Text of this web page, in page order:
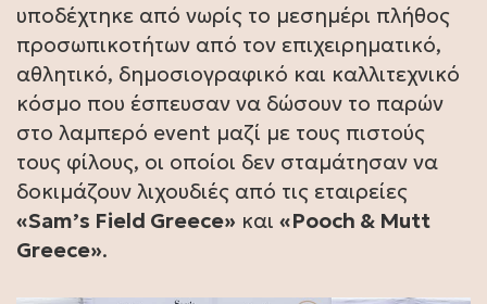
υποδέχτηκε από νωρίς το μεσημέρι πλήθος
προσωπικοτήτων από τον επιχειρηματικό,
αθλητικό, δημοσιογραφικό και καλλιτεχνικό
κόσμο που έσπευσαν να δώσουν το παρών
στο λαμπερό event μαζί με τους πιστούς
τους φίλους, οι οποίοι δεν σταμάτησαν να
δοκιμάζουν λιχουδιές από τις εταιρείες
«Sam’s Field Greece» και «Pooch & Mutt
Greece».